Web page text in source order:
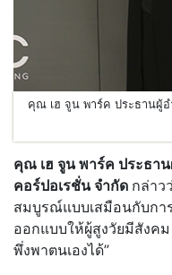
คุณ เฮ จูน พาร์ค ประธานผู้
คุณ เฮ จูน พาร์ค ประธา
คอร์ปอเรชั่น จำกัด กล่าว
สมบูรณ์แบบเสมือนกับกา
ออกแบบให้ผู้สูงวัยมีสังค
พึ่งพาตนเองได้”